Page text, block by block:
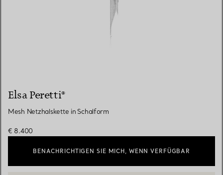
Elsa Peretti®
Mesh Netzhalskette in Schalform
€ 8.400
BENACHRICHTIGEN SIE MICH, WENN VERFÜGBAR